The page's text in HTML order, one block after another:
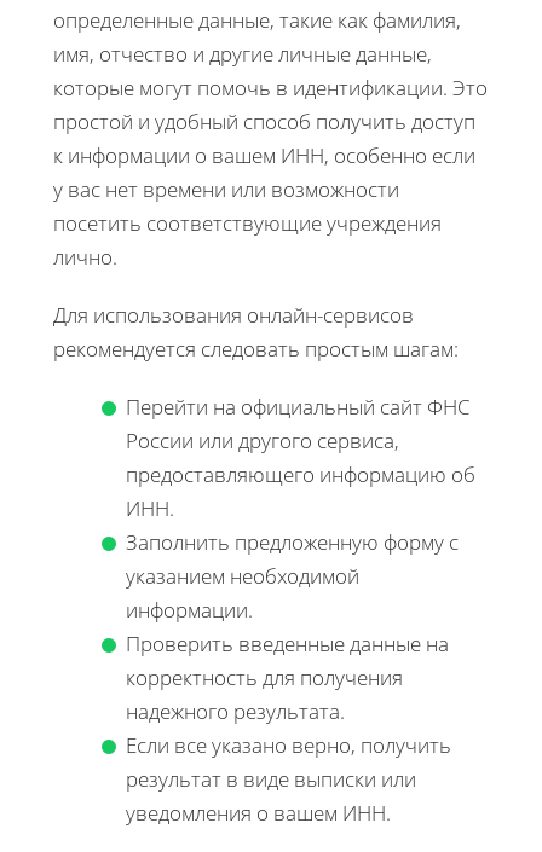
определенные данные, такие как фамилия,
имя, отчество и другие личные данные,
которые могут помочь в идентификации. Это
простой и удобный способ получить доступ
к информации о вашем ИНН, особенно если
у вас нет времени или возможности
посетить соответствующие учреждения
лично.
Для использования онлайн-сервисов
рекомендуется следовать простым шагам:
Перейти на официальный сайт ФНС
России или другого сервиса,
предоставляющего информацию об
ИНН.
Заполнить предложенную форму с
указанием необходимой
информации.
Проверить введенные данные на
корректность для получения
надежного результата.
Если все указано верно, получить
результат в виде выписки или
уведомления о вашем ИНН.